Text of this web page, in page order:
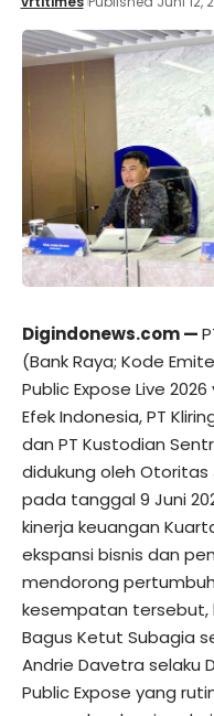
Digindonews.com—
(Bank Raya; Kode
Public Expose Live
Efek Indonesia, PT
dan PT Kustodian
didukung oleh
pada tanggal 9 Juni
kinerja keuangan
ekspansi bisnis dan
mendorong
kesempatan tersebut,
Bagus Ketut Subagia
Andrie Davetra selaku
Public Expose yang